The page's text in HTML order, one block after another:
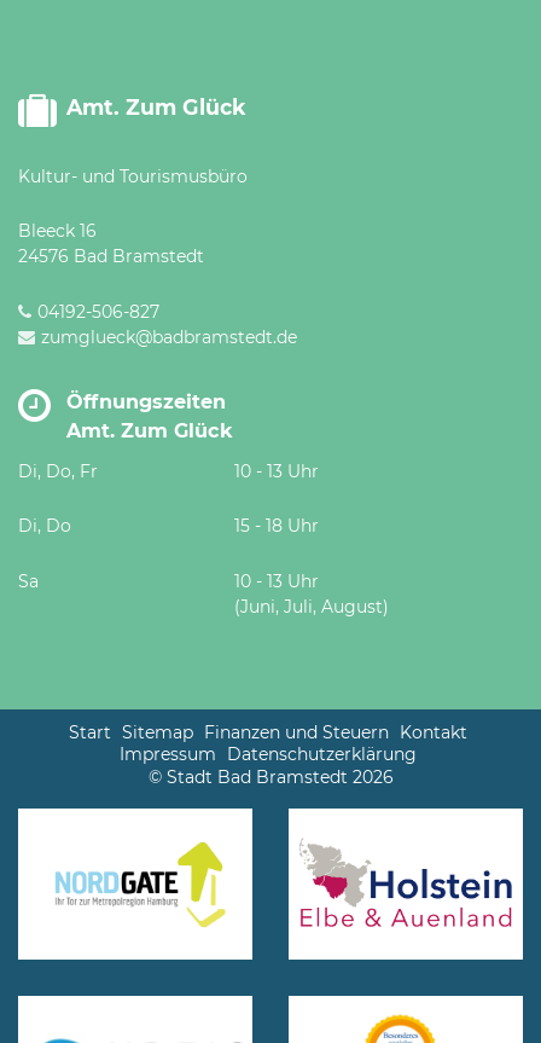
Amt. Zum Glück
Kultur- und Tourismusbüro
Bleeck 16
24576 Bad Bramstedt
04192-506-827
zumglueck@badbramstedt.de
Öffnungszeiten
Amt. Zum Glück
Di, Do, Fr 10 - 13 Uhr
Di, Do 15 - 18 Uhr
Sa
10 - 13 Uhr
(Juni, Juli, August)
Start Sitemap Finanzen und Steuern Kontakt
Impressum
Datenschutzerklärung
© Stadt Bad Bramstedt 2026